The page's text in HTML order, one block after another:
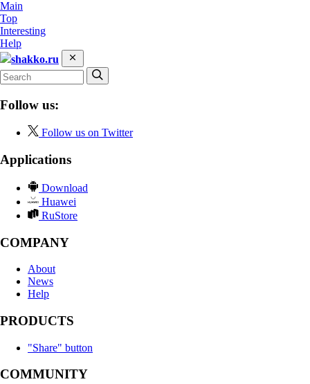
Main
Top
Interesting
Help
shakko.ru
Follow us:
Follow us on Twitter
Applications
Download
Huawei
RuStore
COMPANY
About
News
Help
PRODUCTS
"Share" button
COMMUNITY